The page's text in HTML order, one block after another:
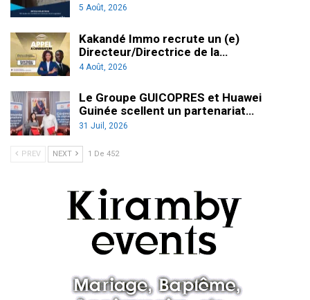
5 Août, 2026
Kakandé Immo recrute un (e)
Directeur/Directrice de la…
4 Août, 2026
Le Groupe GUICOPRES et Huawei
Guinée scellent un partenariat…
31 Juil, 2026
PREV NEXT 1 De 452